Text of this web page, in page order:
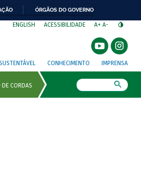
ÓRGÃOS DO GOVERNO
ENGLISH ACESSIBILIDADE A+ A-
CONHECIMENTO IMPRENSA